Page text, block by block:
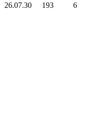
26.07.30 193 6